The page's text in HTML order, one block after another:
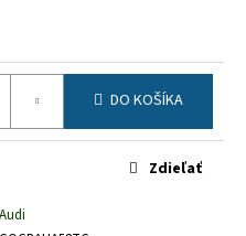
DO KOŠÍKA
Audi
Zdieľať